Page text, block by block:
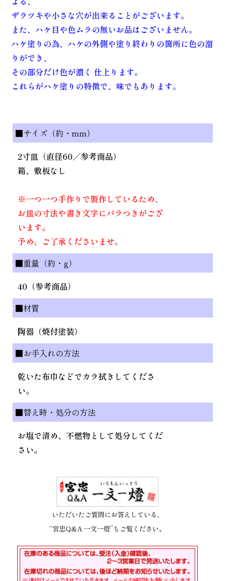
ザラツキや小さな穴が出来ることがございます。
また、ハケ目や色ムラの無いお品はございません。
ハケ塗りの為、ハケの外側や塗り終わりの箇所に色の溜
りができ、
その部分だけ色が濃く 仕上ります。
これらがハケ塗りの特徴で、味でもあります。
■サイズ（約・mm）
2寸皿（直径60／参考商品）
箱、敷板なし
※一つ一つ手作りで製作しているため、
お皿の寸法や書き文字にバラつきがござ
います。
予め、ご了承くださいませ。
■重量（約・g）
40（参考商品）
■材質
陶器（焼付塗装）
■お手入れの方法
乾いた布巾などでカラ拭きしてくださ
い。
■替え時・処分の方法
お塩で清め、不燃物として処分してくだ
さい。
いただいたご質問にお答えしている、
“宮忠Q&A 一文一燈”もご覧ください。